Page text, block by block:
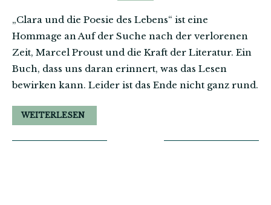
„Clara und die Poesie des Lebens“ ist eine
Hommage an Auf der Suche nach der verlorenen
Zeit, Marcel Proust und die Kraft der Literatur. Ein
Buch, dass uns daran erinnert, was das Lesen
bewirken kann. Leider ist das Ende nicht ganz rund.
WEITERLESEN